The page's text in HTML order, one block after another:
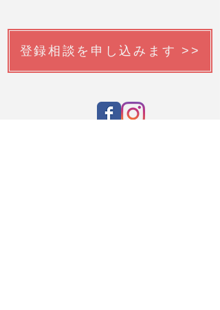
登録相談を申し込みます >>